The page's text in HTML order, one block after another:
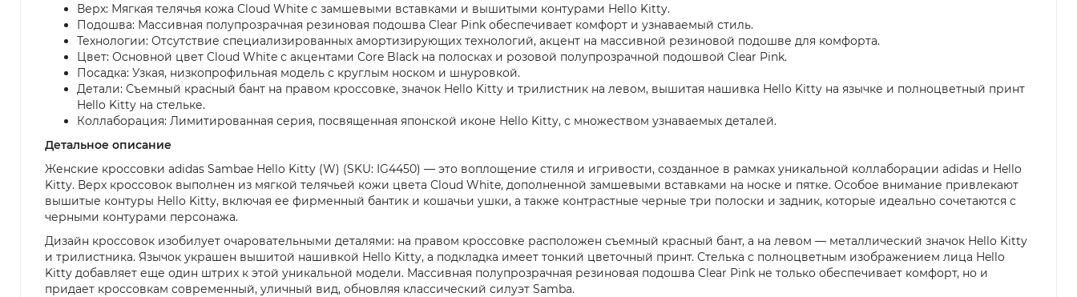
Верх: Мягкая телячья кожа Cloud White с замшевыми вставками и вышитыми контурами Hello Kitty.
Подошва: Массивная полупрозрачная резиновая подошва Clear Pink обеспечивает комфорт и узнаваемый стиль.
Технологии: Отсутствие специализированных амортизирующих технологий, акцент на массивной резиновой подошве для комфорта.
Цвет: Основной цвет Cloud White с акцентами Core Black на полосках и розовой полупрозрачной подошвой Clear Pink.
Посадка: Узкая, низкопрофильная модель с круглым носком и шнуровкой.
Детали: Съемный красный бант на правом кроссовке, значок Hello Kitty и трилистник на левом, вышитая нашивка Hello Kitty на язычке и полноцветный принт
Hello Kitty на стельке.
Коллаборация: Лимитированная серия, посвященная японской иконе Hello Kitty, с множеством узнаваемых деталей.
Детальное описание
Женские кроссовки adidas Sambae Hello Kitty (W) (SKU: IG4450) — это воплощение стиля и игривости, созданное в рамках уникальной коллаборации adidas и Hello
Kitty. Верх кроссовок выполнен из мягкой телячьей кожи цвета Cloud White, дополненной замшевыми вставками на носке и пятке. Особое внимание привлекают
вышитые контуры Hello Kitty, включая ее фирменный бантик и кошачьи ушки, а также контрастные черные три полоски и задник, которые идеально сочетаются с
черными контурами персонажа.
Дизайн кроссовок изобилует очаровательными деталями: на правом кроссовке расположен съемный красный бант, а на левом — металлический значок Hello Kitty
и трилистника. Язычок украшен вышитой нашивкой Hello Kitty, а подкладка имеет тонкий цветочный принт. Стелька с полноцветным изображением лица Hello
Kitty добавляет еще один штрих к этой уникальной модели. Массивная полупрозрачная резиновая подошва Clear Pink не только обеспечивает комфорт, но и
придает кроссовкам современный, уличный вид, обновляя классический силуэт Samba.